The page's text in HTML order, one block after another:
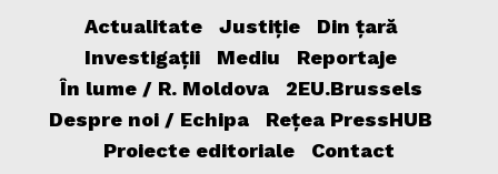
Actualitate Justiție
Din țară
Investigații
Mediu
Reportaje
În lume / R. Moldova
2EU.Brussels
Despre noi / Echipa
Rețea PressHUB
Proiecte editoriale
Contact